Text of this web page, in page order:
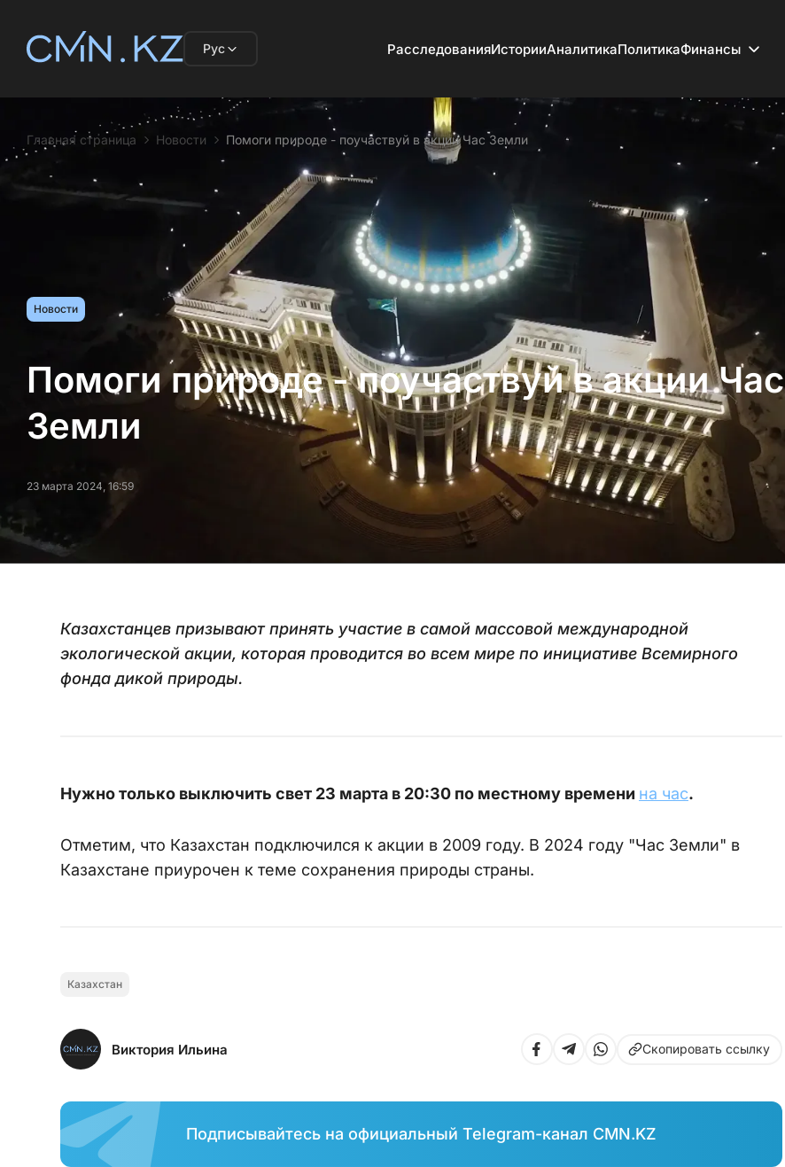
Рус РасследованияИсторииАналитикаПолитикаФинансы
Главная страница Новости Помоги природе - поучаствуй в акции Час Земли
Новости
Помоги природе - поучаствуй в акции Час
Земли
23 марта 2024, 16:59
Казахстанцев призывают принять участие в самой массовой международной
экологической акции, которая проводится во всем мире по инициативе Всемирного
фонда дикой природы.
Нужно только выключить свет 23 марта в 20:30 по местному времени на час.
Отметим, что Казахстан подключился к акции в 2009 году. В 2024 году "Час Земли" в
Казахстане приурочен к теме сохранения природы страны.
Казахстан
Виктория Ильина Скопировать ссылку
Подписывайтесь на официальный Telegram-канал CMN.KZ